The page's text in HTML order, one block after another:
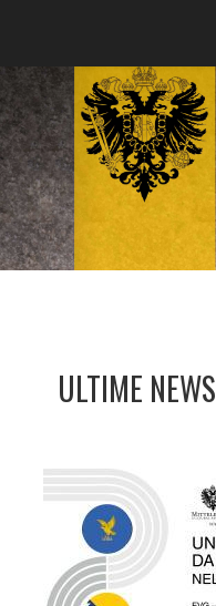
ULTIME